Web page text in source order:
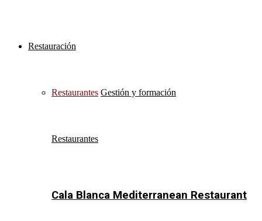
Restauración
Restaurantes Gestión y formación
Restaurantes
Cala Blanca Mediterranean Restaurant